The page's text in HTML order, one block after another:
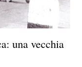
una vecchia